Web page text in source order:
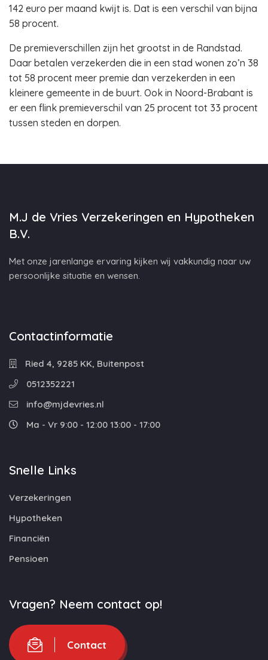
142 euro per maand kwijt is. Dat is een verschil van bijna
58 procent.
De premieverschillen zijn het grootst in de Randstad.
Daar betalen verzekerden die in een stad wonen zo’n 38
tot 58 procent meer premie dan verzekerden in een
kleinere gemeente in de buurt. Ook in Noord-Brabant is
er een flink premieverschil van 25 procent tot 33 procent
tussen steden en dorpen.
M.J de Vries Verzekeringen en Hypotheken
B.V.
Met onze jarenlange ervaring kijken wij vakkundig naar uw
persoonlijke situatie en wensen.
Contactinformatie
Ried 4, 9285 KK, Buitenpost
0512352221
info@mjdevries.nl
Ma - Vr 9:00 - 12:00 13:00 - 17:00
Snelle Links
Verzekeringen
Hypotheken
Financiën
Pensioen
Vragen? Neem contact op!
Contact